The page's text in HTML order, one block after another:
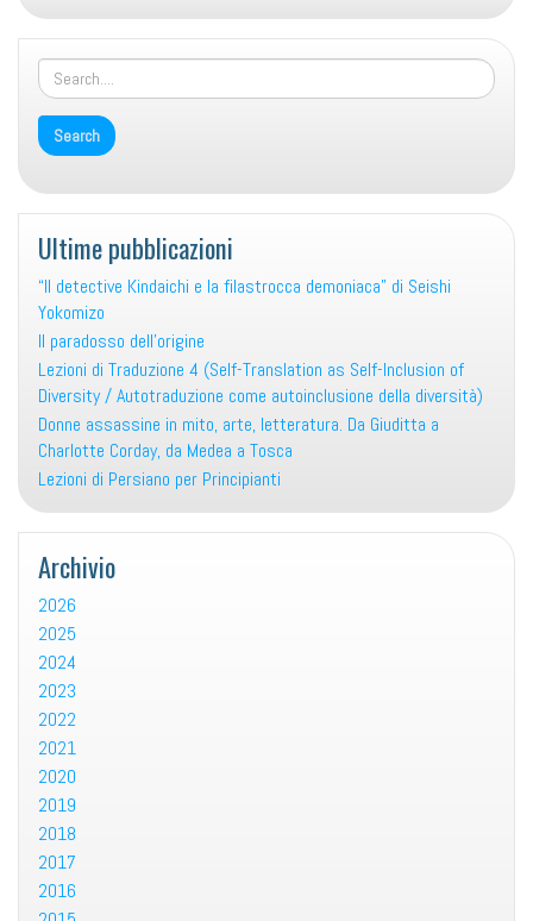
del
“Nibelungenlied”.
Problemi
di
un
atto
interpretativo)
Ultime pubblicazioni
“Il detective Kindaichi e la filastrocca demoniaca” di Seishi
Yokomizo
Il paradosso dell’origine
Lezioni di Traduzione 4 (Self-Translation as Self-Inclusion of
Diversity / Autotraduzione come autoinclusione della diversità)
Donne assassine in mito, arte, letteratura. Da Giuditta a
Charlotte Corday, da Medea a Tosca
Lezioni di Persiano per Principianti
Archivio
2026
2025
2024
2023
2022
2021
2020
2019
2018
2017
2016